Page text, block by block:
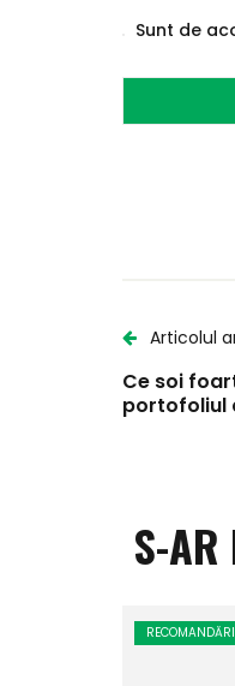
Sunt de
Articolul
Ce soi
portofoliul
S-AR
RECOMANDĂRI